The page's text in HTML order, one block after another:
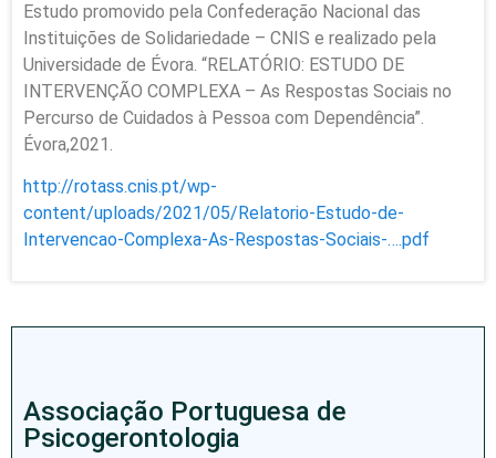
Estudo promovido pela Confederação Nacional das
Instituições de Solidariedade – CNIS e realizado pela
Universidade de Évora. “RELATÓRIO: ESTUDO DE
INTERVENÇÃO COMPLEXA – As Respostas Sociais no
Percurso de Cuidados à Pessoa com Dependência”.
Évora,2021.
http://rotass.cnis.pt/wp-
content/uploads/2021/05/Relatorio-Estudo-de-
Intervencao-Complexa-As-Respostas-Sociais-….pdf
Associação Portuguesa de
Psicogerontologia